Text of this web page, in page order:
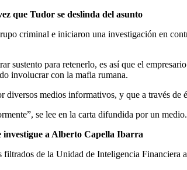
que Tudor se deslinda del asunto
criminal e iniciaron una investigación en
para retenerlo, es así que el
involucrar con la mafia rumana.
medios informativos, y que a través de
se lee en la carta difundida por un medio.
investigue a Alberto Capella Ibarra
de la Unidad de Inteligencia Financiera